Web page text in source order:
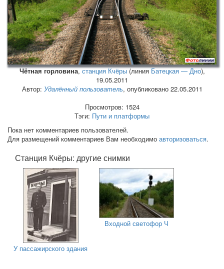
Чётная горловина,станция Кчёры (линияБатецкая — Дно),
19.05.2011
Автор: Удалённый пользователь, опубликовано 22.05.2011
Просмотров: 1524
Тэги: Пути и платформы
Пока нет комментариев пользователей.
Для размещений комментариев Вам необходимо авторизоваться.
Станция Кчёры: другие снимки
У пассажирского здания
Входной светофор Ч